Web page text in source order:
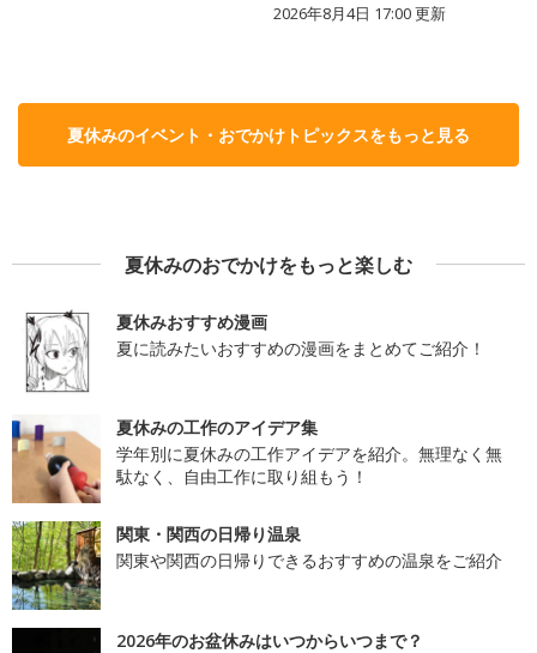
2026年8月4日 17:00更新
夏休みのイベント・おでかけトピックスをもっと見る
夏休みのおでかけをもっと楽しむ
夏休みおすすめ漫画
夏に読みたいおすすめの漫画をまとめてご紹介！
夏休みの工作のアイデア集
学年別に夏休みの工作アイデアを紹介。無理なく無
駄なく、自由工作に取り組もう！
関東・関西の日帰り温泉
関東や関西の日帰りできるおすすめの温泉をご紹介
2026年のお盆休みはいつからいつまで？